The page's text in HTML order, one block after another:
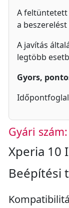
A feltüntetett
a
A javítás
legtöbb
Gyors,
Gyári szám:
Xperia 10
Beépítési